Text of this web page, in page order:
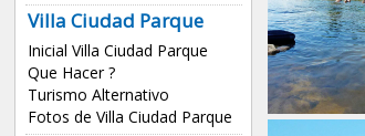
Villa Ciudad Parque
Inicial Villa Ciudad Parque
Que Hacer ?
Turismo Alternativo
Fotos de Villa Ciudad Parque